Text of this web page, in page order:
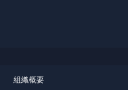
組織概要